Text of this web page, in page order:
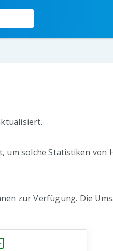
solche Statistiken von
zur Verfügung. Die